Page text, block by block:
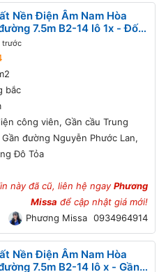
Nền Điện Âm Nam Hòa
7.5m B2-14 lô 1x - Đối
viên, Gần cầu Trung
Gần đường Nguyễn Phước
sông Đô Tỏa
trước
bắc
công viên, Gần cầu Trung
đường Nguyễn Phước Lan,
Đô Tỏa
này đã cũ, liên hệ ngayPhương
Missa để cập nhật giá mới!
Phương Missa 0934964914
Nền Điện Âm Nam Hòa
7.5m B2-14 lô x - Gần